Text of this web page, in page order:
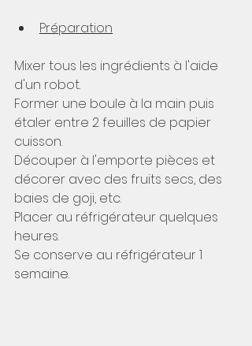
Préparation
Mixer tous les ingrédients à l'aide
d'un robot.
Former une boule à la main puis
étaler entre 2 feuilles de papier
cuisson.
Découper à l'emporte pièces et
décorer avec des fruits secs, des
baies de goji, etc.
Placer au réfrigérateur quelques
heures.
Se conserve au réfrigérateur 1
semaine.